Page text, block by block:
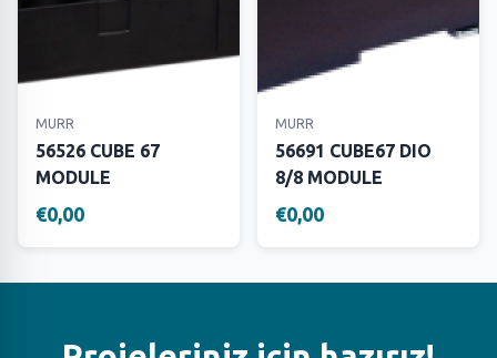
MURR
56526 CUBE 67
MODULE
€0,00
MURR
56691 CUBE67 DIO
8/8 MODULE
€0,00